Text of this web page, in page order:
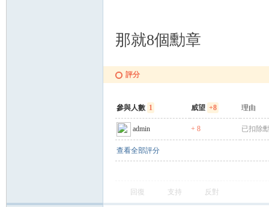
那就8個勳章
評分
參與人數 1 威望 +8 理由
admin + 8 已扣除
查看全部評分
回復 支持 反對